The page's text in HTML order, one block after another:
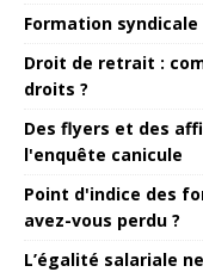
Formation
Droit de retrait :
droits ?
Des flyers et des
l'enquête canicule
Point d'indice des
avez-vous perdu ?
L’égalité salariale